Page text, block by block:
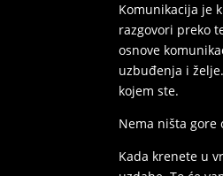
Komunikacija je
razgovori preko
osnove
uzbuđenja i
kojem ste.
Nema ništa gore
Kada krenete u